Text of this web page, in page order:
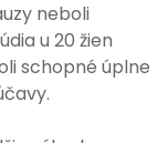
neboli
u 20 žien
schopné úplne